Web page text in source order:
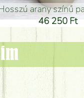
hosszú arany színű
46 250 Ft